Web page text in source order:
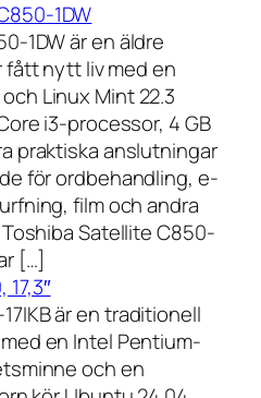
1DW
1DW är en äldre
fått nytt liv med en
Linux Mint 22.3
i3-processor, 4 GB
praktiska anslutningar
för ordbehandling, e-
film och andra
Satellite C850-
[…]
är en traditionell
en Intel Pentium-
och en